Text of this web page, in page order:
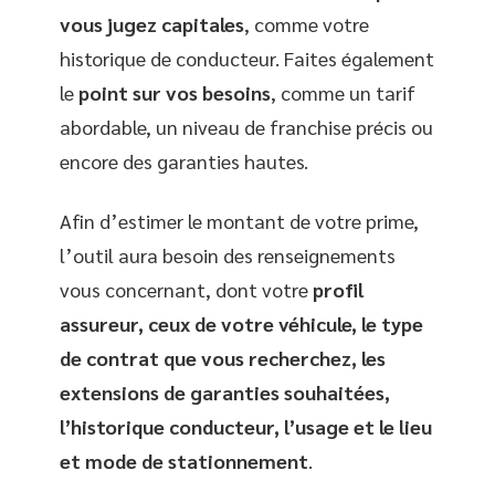
vous jugez capitales, comme votre
historique de conducteur. Faites également
le point sur vos besoins, comme un tarif
abordable, un niveau de franchise précis ou
encore des garanties hautes.
Afin d’estimer le montant de votre prime,
l’outil aura besoin des renseignements
vous concernant, dont votre profil
assureur, ceux de votre véhicule, le type
de contrat que vous recherchez, les
extensions de garanties souhaitées,
l’historique conducteur, l’usage et le lieu
et mode de stationnement